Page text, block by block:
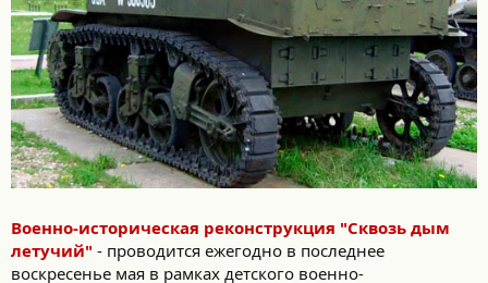
Военно-историческая реконструкция "Сквозь дым
летучий" - проводится ежегодно в последнее
воскресенье мая в рамках детского военно-